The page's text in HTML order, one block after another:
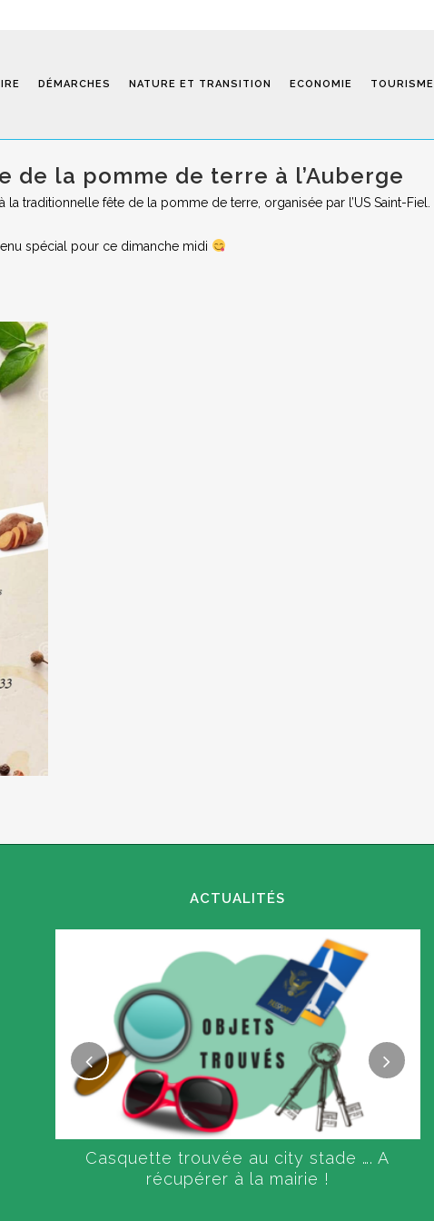
DÉMARCHES NATURE ET TRANSITION ECONOMIE TOURISME
de la pomme de terre à l’Auberge
traditionnelle fête de la pomme de terre, organisée par l’US Saint-Fiel.
spécial pour ce dimanche midi
ACTUALITÉS
Casquette trouvée au city stade …. A
récupérer à la mairie !